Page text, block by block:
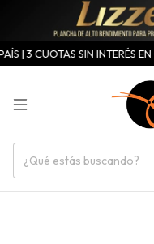
| 3 CUOTAS SIN INTERÉS